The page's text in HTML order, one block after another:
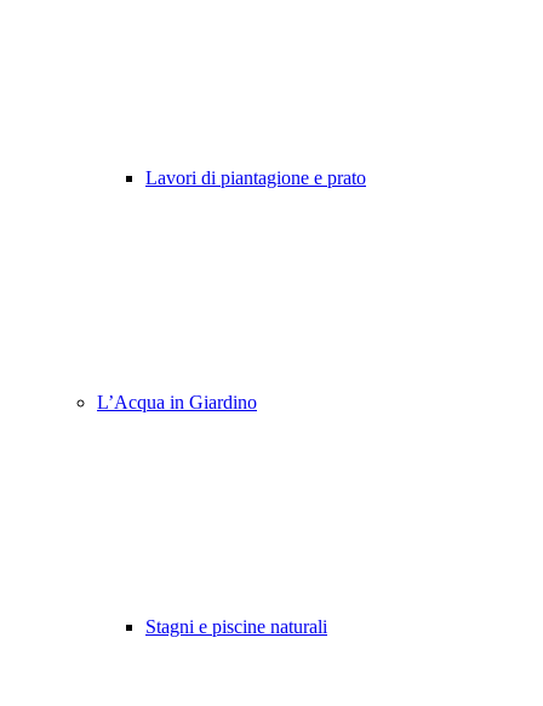
Lavori di piantagione e prato
L’Acqua in Giardino
Stagni e piscine naturali